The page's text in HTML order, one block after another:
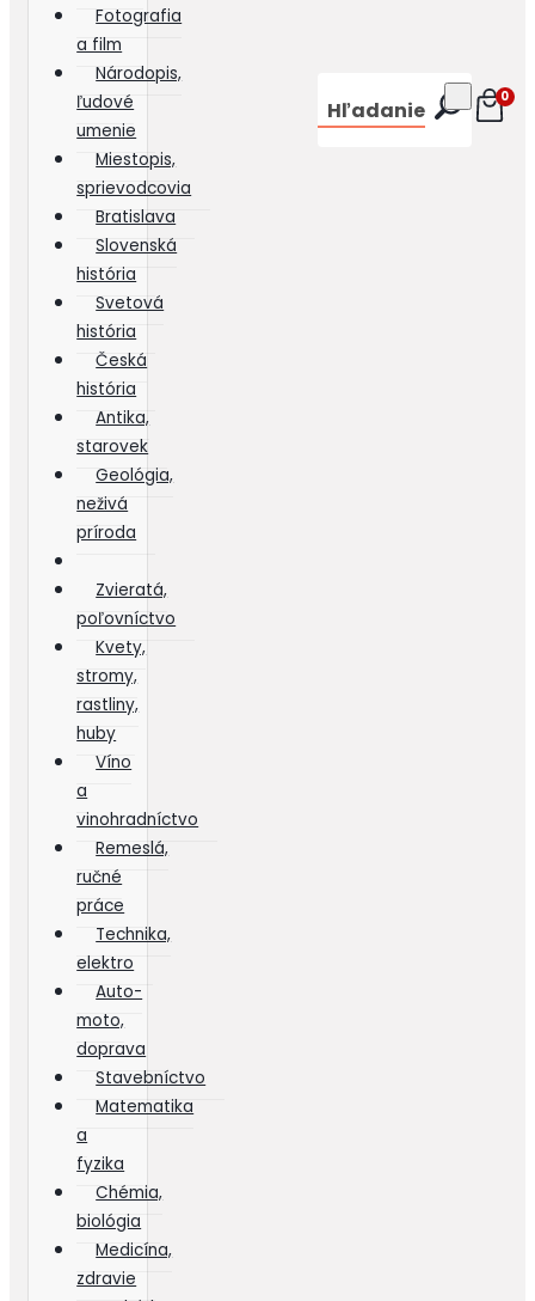
Fotografia
a film
Národopis,
ľudové
umenie
Miestopis,
sprievodcovia
Bratislava
Slovenská
história
Svetová
história
Česká
história
Antika,
starovek
Geológia,
neživá
príroda
Zvieratá,
poľovníctvo
Kvety,
stromy,
rastliny,
huby
Víno
a
vinohradníctvo
Remeslá,
ručné
práce
Technika,
elektro
Auto-
moto,
doprava
Stavebníctvo
Matematika
a
fyzika
Chémia,
biológia
Medicína,
zdravie
Hľadanie 0